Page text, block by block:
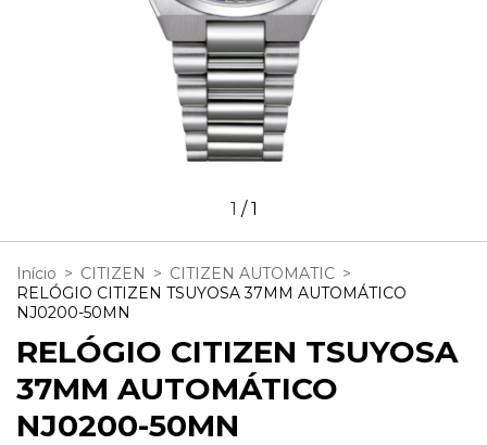
1 /1
Início > CITIZEN > CITIZEN AUTOMATIC >
RELÓGIO CITIZEN TSUYOSA 37MM AUTOMÁTICO
NJ0200-50MN
RELÓGIO CITIZEN TSUYOSA
37MM AUTOMÁTICO
NJ0200-50MN